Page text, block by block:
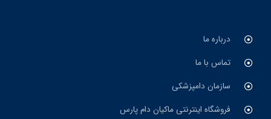
درباره ما
تماس با ما
سازمان دامپزشکی
فروشگاه اینترنتی ماکیان دام پارس